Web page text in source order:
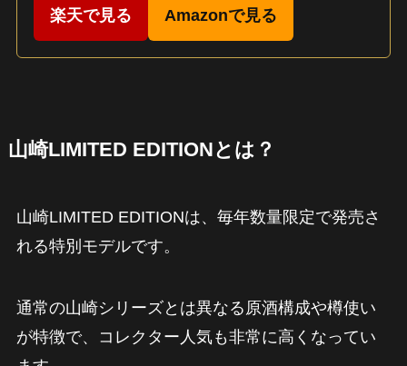
楽天で見る Amazonで見る
山崎LIMITED EDITIONとは？
山崎LIMITED EDITIONは、毎年数量限定で発売さ
れる特別モデルです。
通常の山崎シリーズとは異なる原酒構成や樽使い
が特徴で、コレクター人気も非常に高くなってい